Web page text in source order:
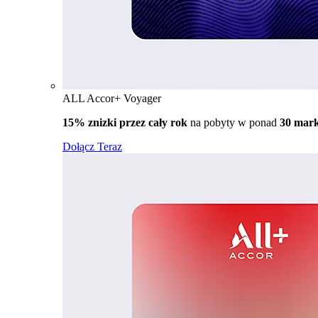
ALL Accor+ Voyager
15% znizki przez cały rok na pobyty w ponad 30
Dołącz Teraz